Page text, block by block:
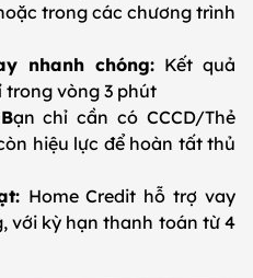
trong các chương trình
nhanh chóng: Kết quả
vòng 3 phút
ạn chỉ cần có CCCD/Thẻ
hiệu lực để hoàn tất thủ
Home Credit hỗ trợ vay
với kỳ hạn thanh toán từ 4